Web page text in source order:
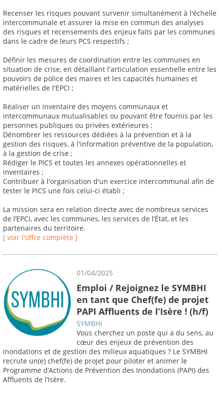
Recenser les risques pouvant survenir simultanément à l'échelle
intercommunale et assurer la mise en commun des analyses
des risques et recensements des enjeux faits par les communes
dans le cadre de leurs PCS respectifs ;
Définir les mesures de coordination entre les communes en
situation de crise, en détaillant l'articulation essentielle entre les
pouvoirs de police des maires et les capacités humaines et
matérielles de l'EPCI ;
Réaliser un inventaire des moyens communaux et
intercommunaux mutualisables ou pouvant être fournis par les
personnes publiques ou privées extérieures ;
Dénombrer les ressources dédiées à la prévention et à la
gestion des risques, à l'information préventive de la population,
à la gestion de crise ;
Rédiger le PICS et toutes les annexes opérationnelles et
inventaires ;
Contribuer à l'organisation d'un exercice intercommunal afin de
tester le PICS une fois celui-ci établi ;
La mission sera en relation directe avec de nombreux services
de l’EPCI, avec les communes, les services de l’État, et les
partenaires du territoire.
[ voir l'offre complète ]
01/04/2025
Emploi / Rejoignez le SYMBHI
en tant que Chef(fe) de projet
PAPI Affluents de l’Isère ! (h/f)
SYMBHI
Vous cherchez un poste qui a du sens, au
cœur des enjeux de prévention des
inondations et de gestion des milieux aquatiques ? Le SYMBHI
recrute un(e) chef(fe) de projet pour piloter et animer le
Programme d’Actions de Prévention des Inondations (PAPI) des
Affluents de l’Isère.